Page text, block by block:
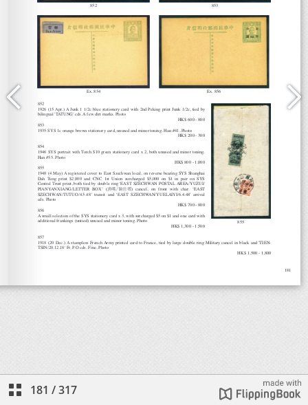
181 /317